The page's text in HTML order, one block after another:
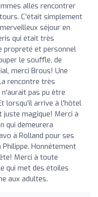
allés rencontrer
C'était simplement
séjour en
qui était très
propreté et personnel
le souffle, de
merci Brous! Une
rencontre très
pas pu être
lorsqu'il arrive à l'hôtel
juste magique! Merci à
qui demeurera
à Rolland pour ses
Honnêtement
Merci à toute
qui met des étoiles
aux adultes.